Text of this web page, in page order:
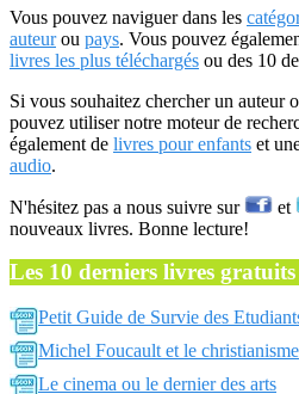
Vous pouvez naviguer dans les
auteurou pays. Vous pouvez
livres les plus téléchargés ou des 10
Si vous souhaitez chercher un auteur
pouvez utiliser notre moteur de
également de livres pour enfants et
audio.
N'hésitez pas a nous suivre sur et
nouveaux livres. Bonne lecture!
Les 10 derniers livres gratuits
Petit Guide de Survie des
Michel Foucault et le christianisme
Le cinema ou le dernier des arts